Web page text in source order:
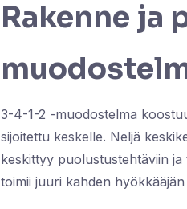
Rakenne ja
3-4-1-2 -muodostelma
sijoitettu keskelle. Neljä
keskittyy puolustustehtäviin
toimii juuri kahden